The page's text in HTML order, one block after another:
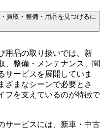
買取・整備・用品を見つけるに
用品の取り扱いでは、新
、整備・メンテナンス、関
サービスを展開していま
ざまなシーンで必要とさ
フを支えているのが特徴で
サービスには、新車・中古